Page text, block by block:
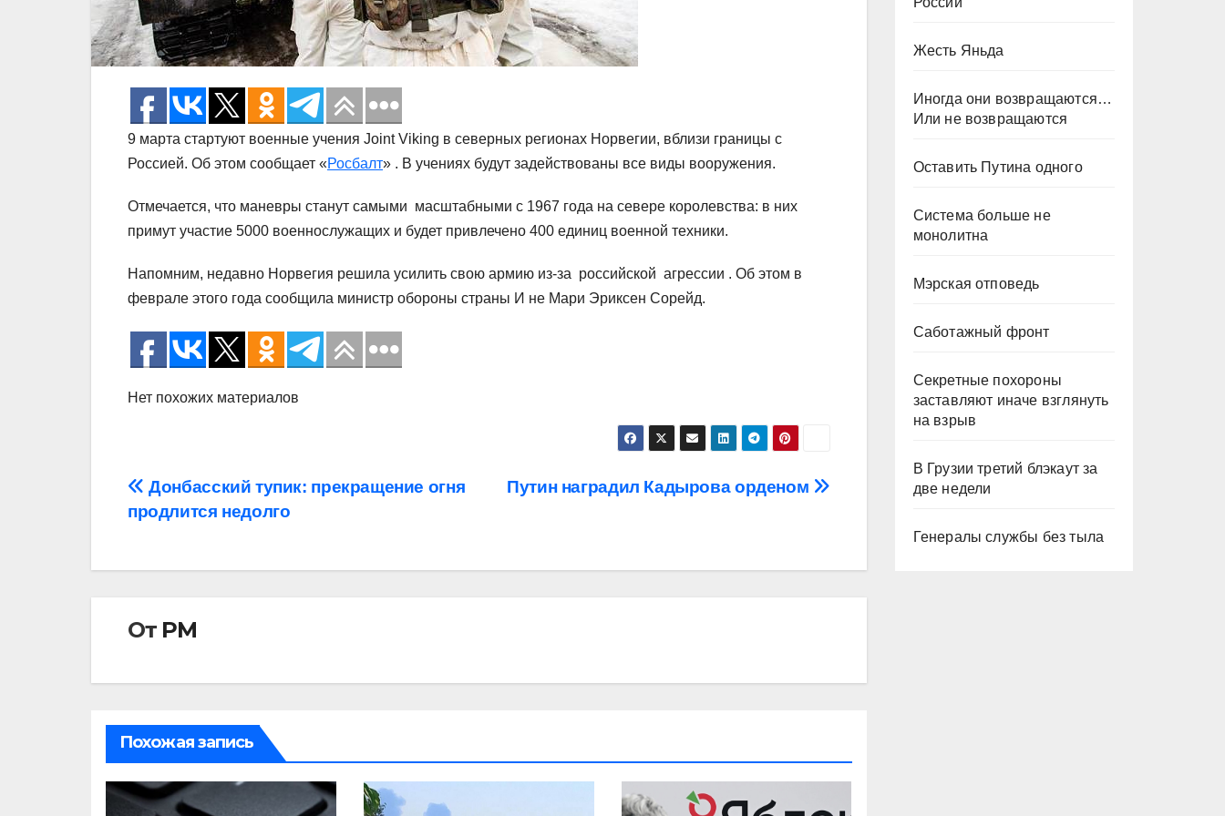
9 марта стартуют военные учения Joint Viking в северных регионах Норвегии, вблизи границы с
Россией. Об этом сообщает «Росбалт» . В учениях будут задействованы все виды вооружения.
Отмечается, что маневры станут самыми масштабными с 1967 года на севере королевства: в них
примут участие 5000 военнослужащих и будет привлечено 400 единиц военной техники.
Напомним, недавно Норвегия решила усилить свою армию из-за российской агрессии . Об этом в
феврале этого года сообщила министр обороны страны И не Мари Эриксен Сорейд.
Нет похожих материалов
Навигация
по
записям
Путин наградил Кадырова орденом
Донбасский тупик: прекращение огня
продлится недолго
От РМ
Похожая запись
Жесть Яньда
Иногда они возвращаются…
Или не возвращаются
Оставить Путина одного
Система больше не
монолитна
Мэрская отповедь
Саботажный фронт
Секретные похороны
заставляют иначе взглянуть
на взрыв
В Грузии третий блэкаут за
две недели
Генералы службы без тыла